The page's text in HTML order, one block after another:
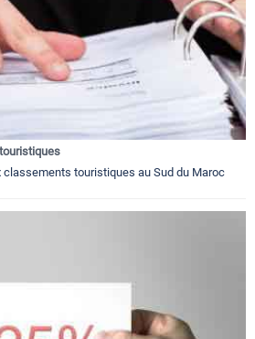
classements touristiques au Sud du Maroc